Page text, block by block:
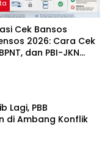
Cek Bansos
2026: Cara Cek
dan PBI-JKN
Lagi, PBB
di Ambang Konflik